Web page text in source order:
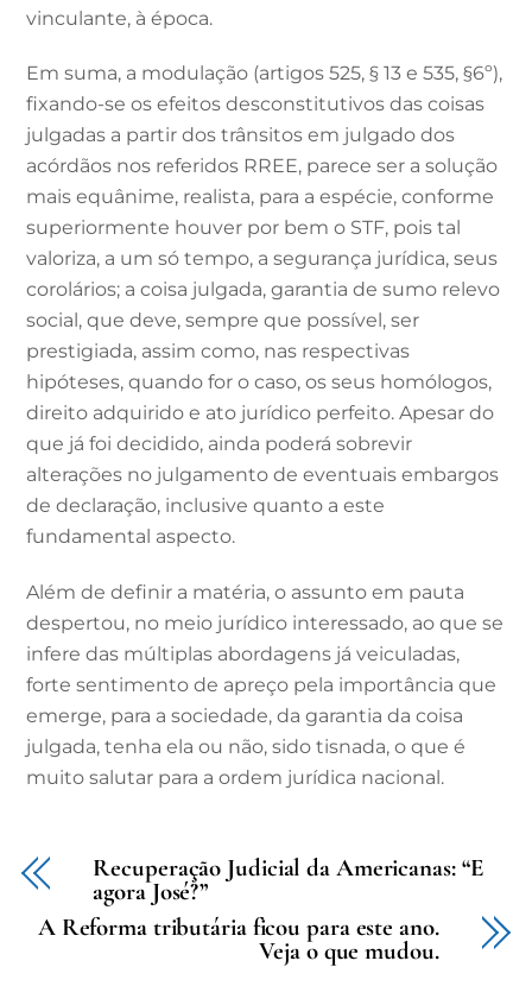
vinculante, à época.
Em suma, a modulação (artigos 525, § 13 e 535, §6º),
fixando-se os efeitos desconstitutivos das coisas
julgadas a partir dos trânsitos em julgado dos
acórdãos nos referidos RREE, parece ser a solução
mais equânime, realista, para a espécie, conforme
superiormente houver por bem o STF, pois tal
valoriza, a um só tempo, a segurança jurídica, seus
corolários; a coisa julgada, garantia de sumo relevo
social, que deve, sempre que possível, ser
prestigiada, assim como, nas respectivas
hipóteses, quando for o caso, os seus homólogos,
direito adquirido e ato jurídico perfeito. Apesar do
que já foi decidido, ainda poderá sobrevir
alterações no julgamento de eventuais embargos
de declaração, inclusive quanto a este
fundamental aspecto.
Além de definir a matéria, o assunto em pauta
despertou, no meio jurídico interessado, ao que se
infere das múltiplas abordagens já veiculadas,
forte sentimento de apreço pela importância que
emerge, para a sociedade, da garantia da coisa
julgada, tenha ela ou não, sido tisnada, o que é
muito salutar para a ordem jurídica nacional.
Recuperação Judicial da Americanas: “E
agora José?”
A Reforma tributária ficou para este ano.
Veja o que mudou.